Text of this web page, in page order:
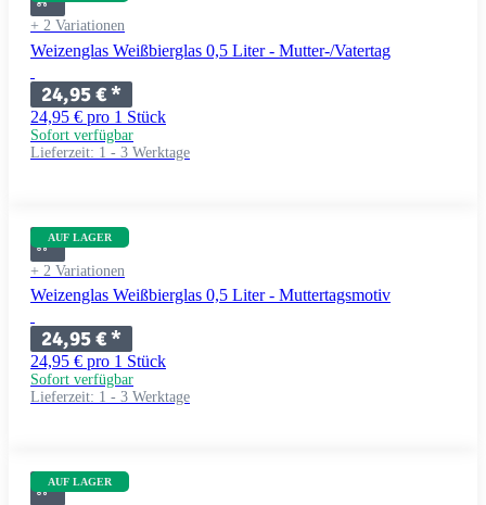
+ 2 Variationen
Weizenglas Weißbierglas 0,5 Liter - Mutter-/Vatertag
24,95 €*
24,95 € pro 1 Stück
Sofort verfügbar
Lieferzeit: 1 - 3 Werktage
AUF LAGER
+ 2 Variationen
Weizenglas Weißbierglas 0,5 Liter - Muttertagsmotiv
24,95 €*
24,95 € pro 1 Stück
Sofort verfügbar
Lieferzeit: 1 - 3 Werktage
AUF LAGER